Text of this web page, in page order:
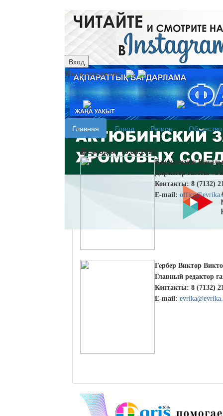
Вход
Мы в соц.сетях:
рус
каз
Главная Город Регион Общество
Сегодня: 10.08.2026
Бандровская
Директор газеты
Контакты: 8 (7132)
Е-mail:
Гербер Виктор
Главный редактор
Контакты: 8 (7132)
Е-mail: